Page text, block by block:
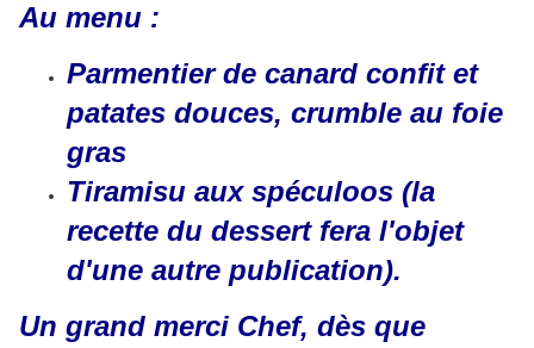
Au menu :
Parmentier de canard confit et
patates douces, crumble au foie
gras
Tiramisu aux spéculoos (la
recette du dessert fera l'objet
d'une autre publication).
Un grand merci Chef, dès que